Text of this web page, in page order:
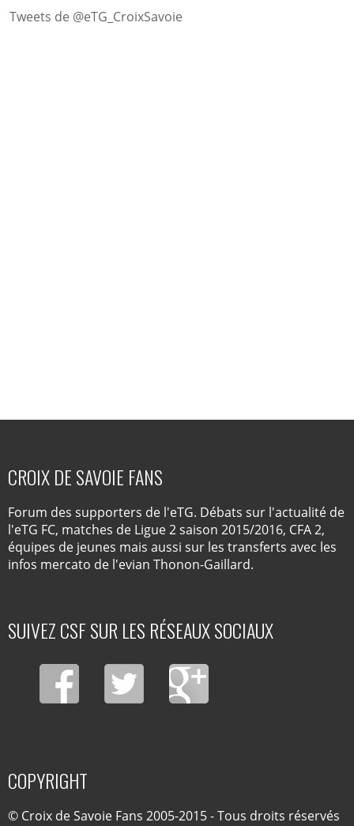
Tweets de @eTG_CroixSavoie
CROIX DE SAVOIE FANS
Forum des supporters de l'eTG. Débats sur l'actualité de
l'eTG FC, matches de Ligue 2 saison 2015/2016, CFA 2,
équipes de jeunes mais aussi sur les transferts avec les
infos mercato de l'evian Thonon-Gaillard.
SUIVEZ CSF SUR LES RÉSEAUX SOCIAUX
COPYRIGHT
© Croix de Savoie Fans 2005-2015 - Tous droits réservés